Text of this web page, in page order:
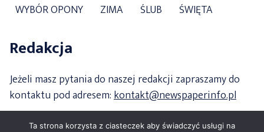
WYBÓR OPONY
ZIMA ŚLUB ŚWIĘTA
Redakcja
Jeżeli masz pytania do naszej redakcji zapraszamy do
kontaktu pod adresem:kontakt@newspaperinfo.pl
Ta strona korzysta z ciasteczek aby świadczyć usługi na